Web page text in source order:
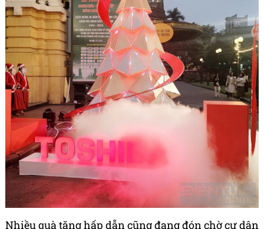
Nhiều quà tặng hấp dẫn cũng đang đón chờ cư dân